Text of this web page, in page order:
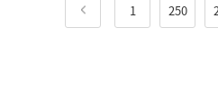
1 250